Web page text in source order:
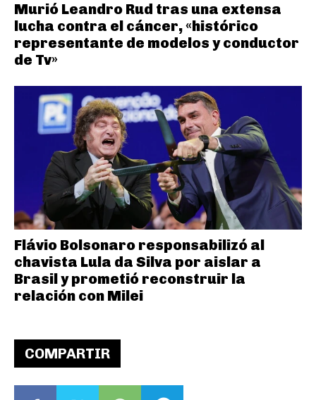
COMPARTIR
Murió Leandro Rud tras una extensa
lucha contra el cáncer, «histórico
representante de modelos y conductor
de Tv»
Flávio Bolsonaro responsabilizó al
chavista Lula da Silva por aislar a
Brasil y prometió reconstruir la
relación con Milei